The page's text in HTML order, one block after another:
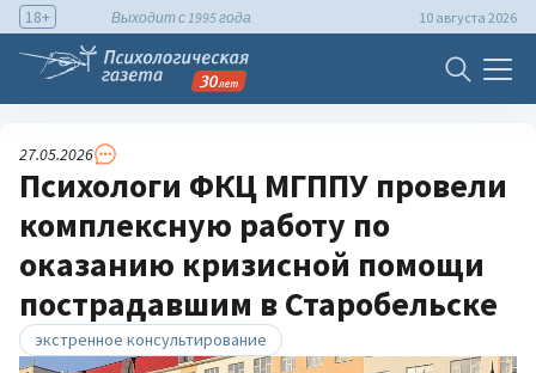
18+ Выходит с 1995 года 10 августа 2026
27.05.2026
Психологи ФКЦ МГППУ провели
комплексную работу по
оказанию кризисной помощи
пострадавшим в Старобельске
экстренное консультирование